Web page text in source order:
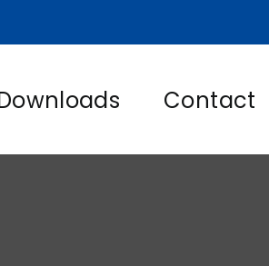
Contact